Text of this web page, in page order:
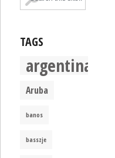
TAGS
argentina
Aruba
banos
basszje